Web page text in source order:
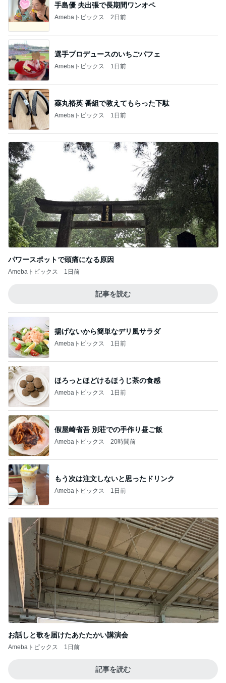
手島優 夫出張で長期間ワンオペ
Amebaトピックス 2日前
選手プロデュースのいちごパフェ
Amebaトピックス 1日前
薬丸裕英 番組で教えてもらった下駄
Amebaトピックス 1日前
パワースポットで頭痛になる原因
Amebaトピックス 1日前
記事を読む
揚げないから簡単なデリ風サラダ
Amebaトピックス 1日前
ほろっとほどけるほうじ茶の食感
Amebaトピックス 1日前
假屋崎省吾 別荘での手作り昼ご飯
Amebaトピックス 20時間前
もう次は注文しないと思ったドリンク
Amebaトピックス 1日前
お話しと歌を届けたあたたかい講演会
Amebaトピックス 1日前
記事を読む